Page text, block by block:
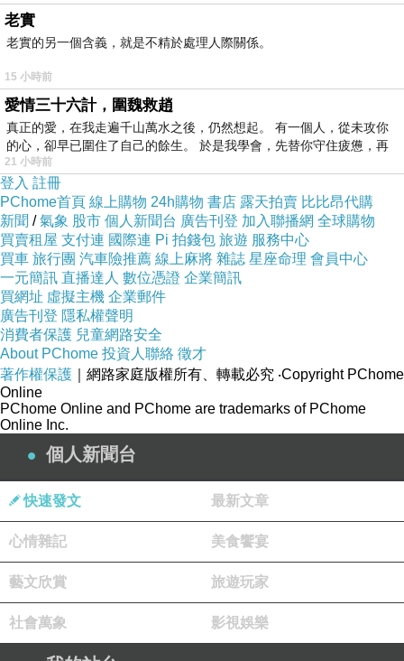
復活節彩蛋佈置
復活節彩蛋佈置
希羅德阿提庫斯劇場
希羅德阿提庫斯劇場
老實
老實的另一個含義，就是不精於處理人際關係。
15 小時前
愛情三十六計，圍魏救趙
真正的愛，在我走遍千山萬水之後，仍然想起。 有一個人，從未攻你
的心，卻早已圍住了自己的餘生。 於是我學會，先替你守住疲憊，再
21 小時前
登入 註冊
PChome首頁 線上購物 24h購物 書店 露天拍賣 比比昂代購
新聞 /氣象 股市 個人新聞台 廣告刊登 加入聯播網 全球購物
買賣租屋 支付連 國際連 Pi 拍錢包 旅遊 服務中心
買車 旅行團 汽車險推薦 線上麻將 雜誌 星座命理 會員中心
一元簡訊 直播達人 數位憑證 企業簡訊
買網址 虛擬主機 企業郵件
廣告刊登 隱私權聲明
消費者保護 兒童網路安全
About PChome 投資人聯絡 徵才
著作權保護 ｜網路家庭版權所有、轉載必究 ‧Copyright PChome
Online
PChome Online and PChome are trademarks of PChome
Online Inc.
個人新聞台
快速發文 最新文章
心情雜記 美食饗宴
藝文欣賞 旅遊玩家
社會萬象 影視娛樂